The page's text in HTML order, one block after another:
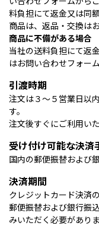
料負担にて返金又は同
商品は、返品・交換は
商品に不備がある場合
当社の送料負担にて返
はお問い合わせフォー
引渡時期
注文は３〜５営業日以
す。
注文後すぐにご利用いた
受け付け可能な決済
国内の郵便振替および
決済期間
クレジットカード決済
郵便振替および銀行振
みいただく必要がありま